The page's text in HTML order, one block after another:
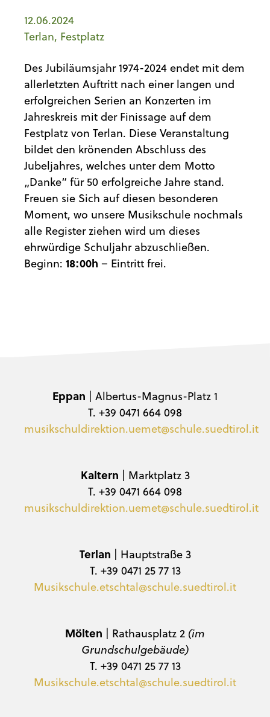
12.06.2024
Terlan, Festplatz
Des Jubiläumsjahr 1974-2024 endet mit dem
allerletzten Auftritt nach einer langen und
erfolgreichen Serien an Konzerten im
Jahreskreis mit der Finissage auf dem
Festplatz von Terlan. Diese Veranstaltung
bildet den krönenden Abschluss des
Jubeljahres, welches unter dem Motto
„Danke“ für 50 erfolgreiche Jahre stand.
Freuen sie Sich auf diesen besonderen
Moment, wo unsere Musikschule nochmals
alle Register ziehen wird um dieses
ehrwürdige Schuljahr abzuschließen.
Beginn: 18:00h – Eintritt frei.
Eppan | Albertus-Magnus-Platz 1
T. +39 0471 664 098
musikschuldirektion.uemet@schule.suedtirol.it
Kaltern | Marktplatz 3
T. +39 0471 664 098
musikschuldirektion.uemet@schule.suedtirol.it
Terlan | Hauptstraße 3
T. +39 0471 25 77 13
Musikschule.etschtal@schule.suedtirol.it
Mölten | Rathausplatz 2 (im
Grundschulgebäude)
T. +39 0471 25 77 13
Musikschule.etschtal@schule.suedtirol.it